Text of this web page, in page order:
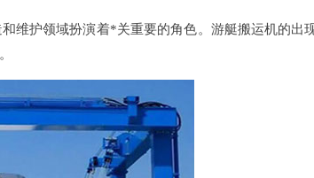
维护领域扮演着*关重要的角色。游艇搬运机的出